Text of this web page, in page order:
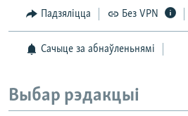
Падзяліцца Без VPN
Сачыце за абнаўленьнямі
Выбар рэдакцыі